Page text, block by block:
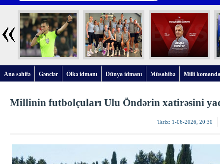
Ana səhifə Gənclər Ölkə idmanı Dünya idmanı Müsahibə Milli
Millinin futbolçuları Ulu Öndərin xatirəsini
Tarix: 1-06-2026, 20:30